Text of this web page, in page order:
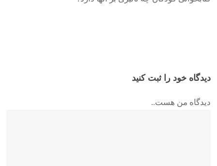
دیدگاه خود را ثبت کنید
دیدگاه من هست..